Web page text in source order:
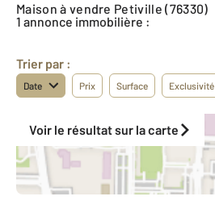
Maison à vendre Petiville (76330)
1 annonce immobilière :
Trier par :
Date Prix Surface Exclusivité
Voir le résultat sur la carte